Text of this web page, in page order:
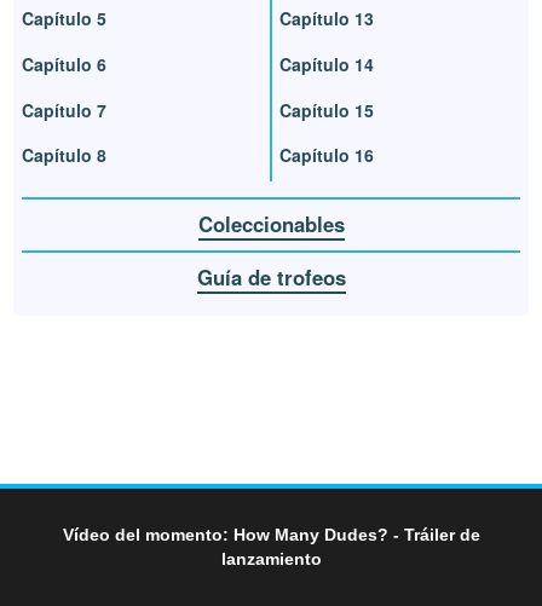
Capítulo 5
Capítulo 6
Capítulo 7
Capítulo 8
Capítulo 13
Capítulo 14
Capítulo 15
Capítulo 16
Coleccionables
Guía de trofeos
Vídeo del momento: How Many Dudes? - Tráiler de
lanzamiento